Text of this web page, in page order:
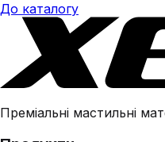
До каталогу
Преміальні мастильні